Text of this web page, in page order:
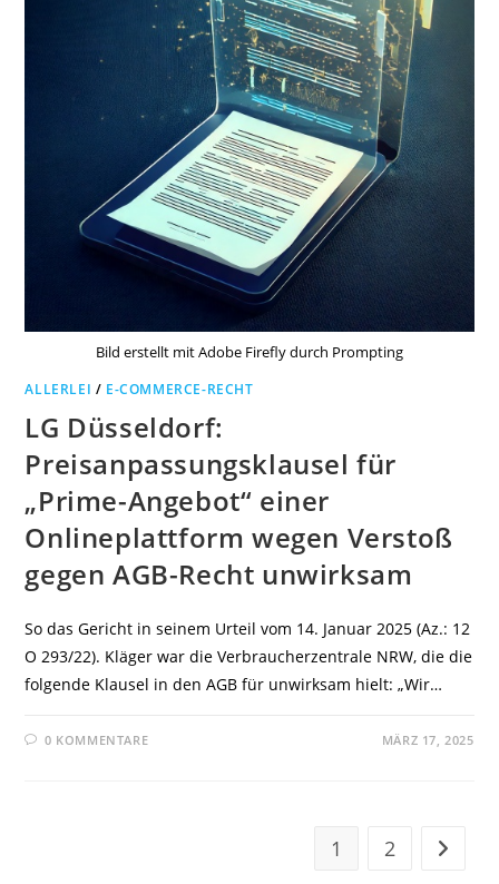
Bild erstellt mit Adobe Firefly durch Prompting
ALLERLEI / E-COMMERCE-RECHT
LG Düsseldorf:
Preisanpassungsklausel für
„Prime-Angebot“ einer
Onlineplattform wegen Verstoß
gegen AGB-Recht unwirksam
So das Gericht in seinem Urteil vom 14. Januar 2025 (Az.: 12
O 293/22). Kläger war die Verbraucherzentrale NRW, die die
folgende Klausel in den AGB für unwirksam hielt: „Wir…
0 KOMMENTARE MÄRZ 17, 2025
1 2 Zur